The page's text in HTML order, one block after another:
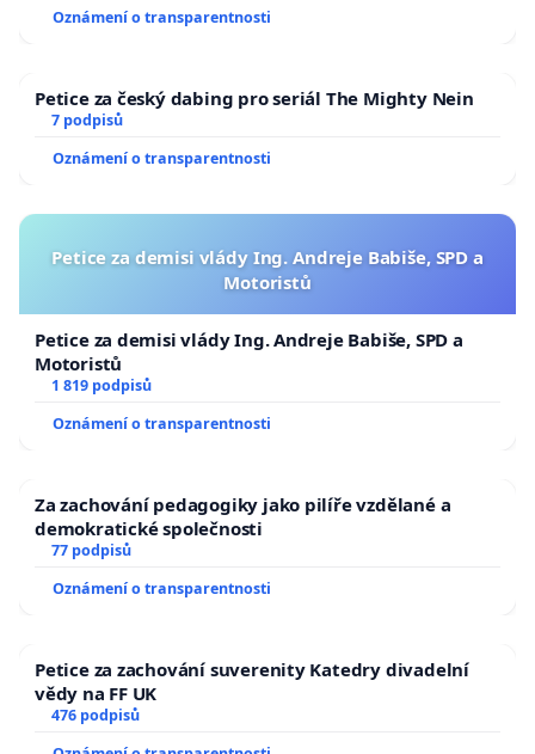
Oznámení o transparentnosti
Petice za český dabing pro seriál The Mighty Nein
7 podpisů
Oznámení o transparentnosti
Petice za demisi vlády Ing. Andreje Babiše, SPD a
Motoristů
Petice za demisi vlády Ing. Andreje Babiše, SPD a
Motoristů
1 819 podpisů
Oznámení o transparentnosti
Za zachování pedagogiky jako pilíře vzdělané a
demokratické společnosti
77 podpisů
Oznámení o transparentnosti
Petice za zachování suverenity Katedry divadelní
vědy na FF UK
476 podpisů